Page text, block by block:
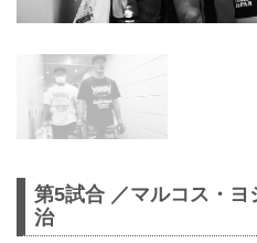
第5試合 ／マルコス・
治